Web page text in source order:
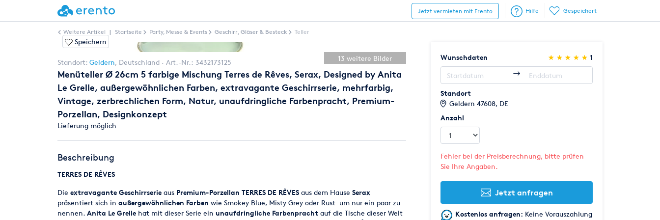
Gespeichert
Jetzt vermieten mit Erento Hilfe
Weitere Artikel | Startseite Party, Messe & Events Geschirr, Gläser & Besteck Teller
Speichern
13 weitere Bilder
Standort: Geldern, Deutschland Art.-Nr.: 3432173125
Menüteller Ø 26cm 5 farbige Mischung Terres de Rêves, Serax, Designed by Anita
Le Grelle, außergewöhnlichen Farben, extravagante Geschirrserie, mehrfarbig,
Vintage, zerbrechlichen Form, Natur, unaufdringliche Farbenpracht, Premium-
Porzellan, Designkonzept
Lieferung möglich
Beschreibung
TERRES DE RÊVES
Die extravagante Geschirrserie aus Premium-Porzellan TERRES DE RÊVES aus dem Hause Serax
präsentiert sich in außergewöhnlichen Farben wie Smokey Blue, Misty Grey oder Rust um nur ein paar zu
nennen. Anita Le Grelle hat mit dieser Serie ein unaufdringliche Farbenpracht auf die Tische dieser Welt
Wunschdaten (*)
★
★
(*) ★
★
(*) ★
★
(*) ★
★
(*) ★
★ 1
Standort
Geldern 47608, DE
Anzahl
Fehler bei der Preisberechnung, bitte prüfen
Sie Ihre Angaben.
Jetzt anfragen
Kostenlos anfragen: Keine Vorauszahlung